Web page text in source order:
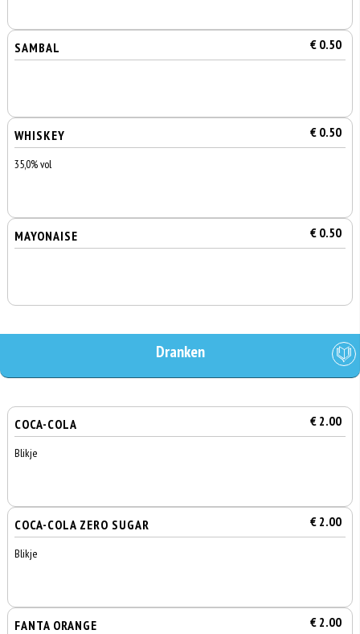
SAMBAL € 0.50
WHISKEY € 0.50
35,0% vol
MAYONAISE € 0.50
Dranken
COCA-COLA € 2.00
Blikje
COCA-COLA ZERO SUGAR € 2.00
Blikje
FANTA ORANGE € 2.00